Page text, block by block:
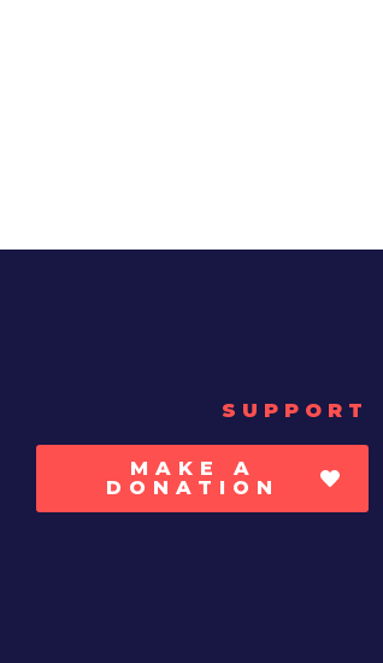
SUPPORT
MAKE A
DONATION